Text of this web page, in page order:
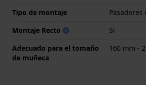
Tipo de montaje
Pasadores
Montaje Recto
Si
Adecuado para el tomaño
de muñeca
160 mm -